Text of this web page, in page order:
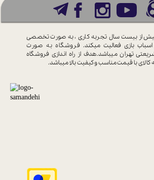
از بیست سال تجربه کاری ، به صورت تخصصی
بازی فعالیت میکند. فروشگاه به صورت
تهران میباشد.هدف از راه اندازی فروشگاه
باقیمت مناسب و کیفیت بالا میباشد.